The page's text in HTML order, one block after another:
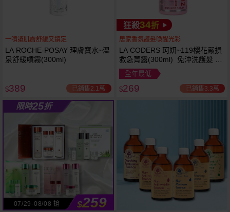
一噴讓肌膚舒緩又鎮定
LA ROCHE-POSAY 理膚寶水~溫
泉舒緩噴霧(300ml)
$389 已銷售2.1萬
狂殺34折
居家香氛護髮喚醒光彩
LA CODERS 珂妍~119櫻花嚴損
救急菁露(300ml) 免沖洗護髮 蕾
舒法克
全年最低
$269 已銷售3.3萬
限時25折
07/29-08/08 搶 $259